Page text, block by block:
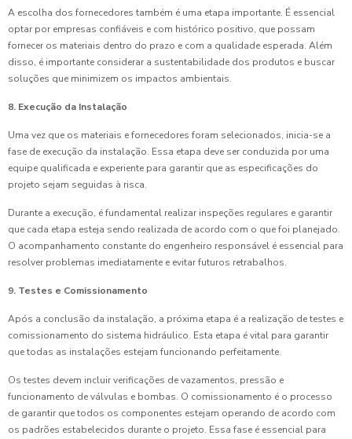
A escolha dos fornecedores também é uma etapa importante. É essencial
optar por empresas confiáveis e com histórico positivo, que possam
fornecer os materiais dentro do prazo e com a qualidade esperada. Além
disso, é importante considerar a sustentabilidade dos produtos e buscar
soluções que minimizem os impactos ambientais.
8. Execução da Instalação
Uma vez que os materiais e fornecedores foram selecionados, inicia-se a
fase de execução da instalação. Essa etapa deve ser conduzida por uma
equipe qualificada e experiente para garantir que as especificações do
projeto sejam seguidas à risca.
Durante a execução, é fundamental realizar inspeções regulares e garantir
que cada etapa esteja sendo realizada de acordo com o que foi planejado.
O acompanhamento constante do engenheiro responsável é essencial para
resolver problemas imediatamente e evitar futuros retrabalhos.
9. Testes e Comissionamento
Após a conclusão da instalação, a próxima etapa é a realização de testes e
comissionamento do sistema hidráulico. Esta etapa é vital para garantir
que todas as instalações estejam funcionando perfeitamente.
Os testes devem incluir verificações de vazamentos, pressão e
funcionamento de válvulas e bombas. O comissionamento é o processo
de garantir que todos os componentes estejam operando de acordo com
os padrões estabelecidos durante o projeto. Essa fase é essencial para